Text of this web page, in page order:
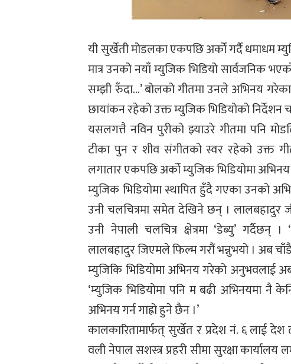
यी सुर्खेती मोडलका एकपछि अर्को गर्दै धमाधम
मात्र उनको नयाँ म्युजिक भिडियो सार्वजनिक
सम्झी रुँदा…’ बोलको गीतमा उनले अभिनय
छायांकन रहेको उक्त म्युजिक भिडियोको निर्देशन
यसलगत्तै नविन पुरीको झ्याउरे गीतमा पनि
टीका पुन र शीव संगीतको स्वर रहेको उक्त
लगातार एकपछि अर्को म्युजिक भिडियोमा
म्युजिक भिडियोमा स्थापित हुँदै गएका उनको
उनी चलचित्रमा समेत देखिने छन् । लालबहादुर
उनी नेपाली चलचित्र क्षेत्रमा ‘डेब्यु’ गर्दैछन्
लालबहादुर जिएमले फिल्म गरौं भन्नुभयो । अब
म्युजिकि भिडियोमा अभिनय गरेको अनुभवलाई
‘म्युजिक भिडियोमा पनि म बढी अभिनयमा नै
अभिनय गर्न गाह्रो हुने छैन ।’
कालकारितामार्फत् सुर्खेत र प्रदेश नं. ६ लाई
वली नेपाल सशस्त्र प्रहरी सीमा सुरक्षा